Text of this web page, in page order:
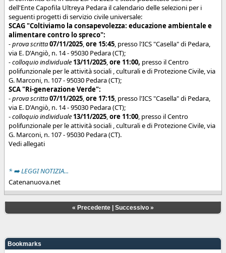
dell'Ente Capofila Ultreya Pedara il calendario delle selezioni per i
seguenti progetti di servizio civile universale:
SCAG "Coltiviamo la consapevolezza: educazione ambientale e
alimentare contro lo spreco":
- prova scritta07/11/2025,ore 15:45, presso l'ICS "Casella" di Pedara,
via E. D'Angiò, n. 14 - 95030 Pedara (CT);
- colloquio individuale 13/11/2025,ore 11:00, presso il Centro
polifunzionale per le attività sociali , culturali e di Protezione Civile, via
G. Marconi, n. 107 - 95030 Pedara (CT);
SCA "Ri-generazione Verde":
-prova scritta07/11/2025,ore 17:15, presso l'ICS "Casella" di Pedara,
via E. D'Angiò, n. 14 - 95030 Pedara (CT);
-colloquio individuale 13/11/2025,ore 11:00, presso il Centro
polifunzionale per le attività sociali , culturali e di Protezione Civile, via
G. Marconi, n. 107 - 95030 Pedara (CT).
Vedi allegati
* ➡️ LEGGI NOTIZIA...
Catenanuova.net
« Precedente Successivo »
Bookmarks